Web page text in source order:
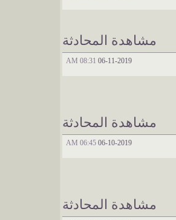
مشاهدة المحادثة
06-11-2019
08:31 AM
مشاهدة المحادثة
06-10-2019
06:45 AM
مشاهدة المحادثة